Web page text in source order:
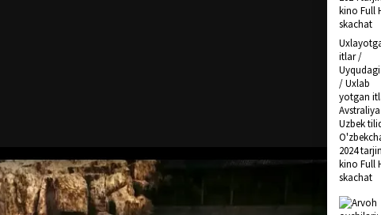
itlar /
/ Uxlab
yotgan
Uzbek
2024
kino Full
skachat